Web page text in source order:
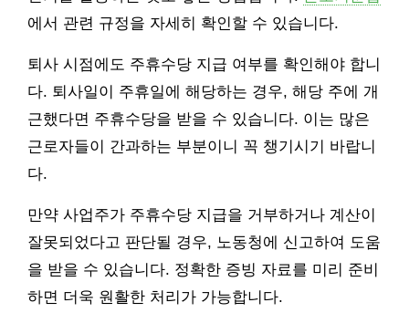
에서 관련 규정을 자세히 확인할 수 있습니다.
퇴사 시점에도 주휴수당 지급 여부를 확인해야 합니
다. 퇴사일이 주휴일에 해당하는 경우, 해당 주에 개
근했다면 주휴수당을 받을 수 있습니다. 이는 많은
근로자들이 간과하는 부분이니 꼭 챙기시기 바랍니
다.
만약 사업주가 주휴수당 지급을 거부하거나 계산이
잘못되었다고 판단될 경우, 노동청에 신고하여 도움
을 받을 수 있습니다. 정확한 증빙 자료를 미리 준비
하면 더욱 원활한 처리가 가능합니다.